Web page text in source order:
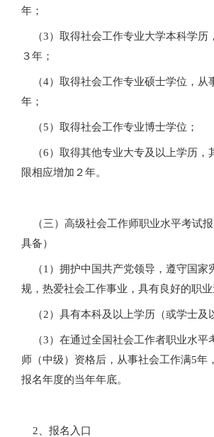
年；
（3）取得社会工作专业大学本科学历
３年；
（4）取得社会工作专业硕士学位，从
年；
（5）取得社会工作专业博士学位；
（6）取得其他专业大专及以上学历，
限相应增加２年。
（三）高级社会工作师职业水平考试
具备）
（1）拥护中国共产党领导，遵守国家
规，热爱社会工作事业，具有良好的职业
（2）具有本科及以上学历（或学士及
（3）在通过全国社会工作者职业水平
师（中级）资格后，从事社会工作满5年
报名年度的当年年底。
2、报名入口